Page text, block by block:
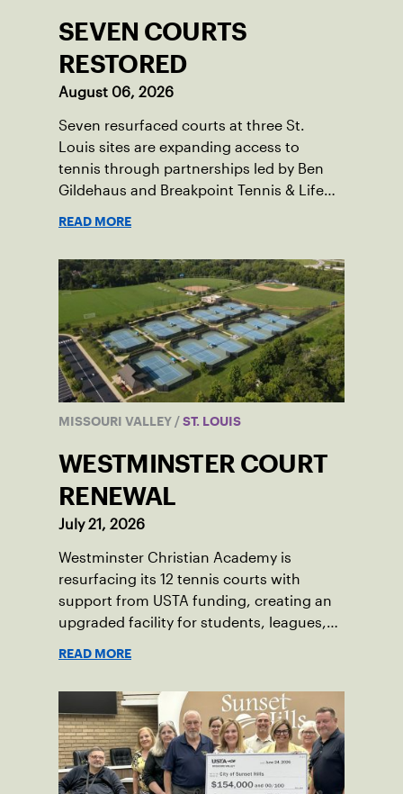
SEVEN COURTS
RESTORED
August 06, 2026
Seven resurfaced courts at three St.
Louis sites are expanding access to
tennis through partnerships led by Ben
Gildehaus and Breakpoint Tennis & Life
READ MORE
MISSOURI VALLEY / ST. LOUIS
WESTMINSTER COURT
RENEWAL
July 21, 2026
Westminster Christian Academy is
resurfacing its 12 tennis courts with
support from USTA funding, creating an
upgraded facility for students, leagues,
READ MORE